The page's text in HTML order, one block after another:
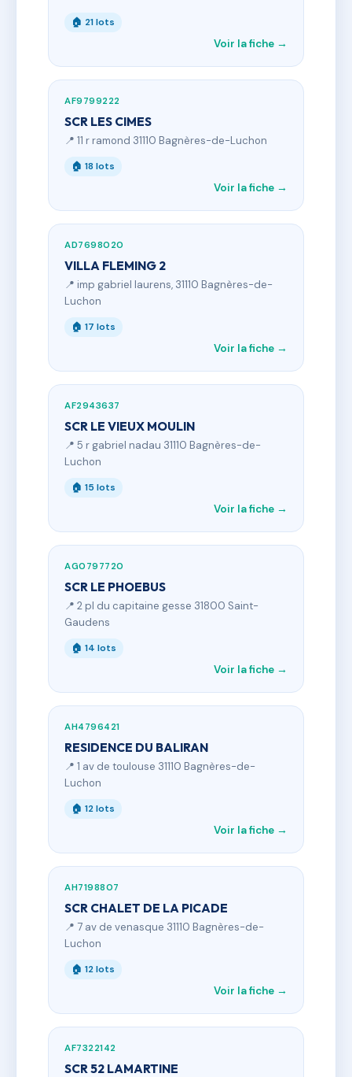
🏠 21 lots
Voir la fiche →
AF9799222
SCR LES CIMES
📍 11 r ramond 31110 Bagnères-de-Luchon
🏠 18 lots
Voir la fiche →
AD7698020
VILLA FLEMING 2
📍 imp gabriel laurens, 31110 Bagnères-de-
Luchon
🏠 17 lots
Voir la fiche →
AF2943637
SCR LE VIEUX MOULIN
📍 5 r gabriel nadau 31110 Bagnères-de-
Luchon
🏠 15 lots
Voir la fiche →
AG0797720
SCR LE PHOEBUS
📍 2 pl du capitaine gesse 31800 Saint-
Gaudens
🏠 14 lots
Voir la fiche →
AH4796421
RESIDENCE DU BALIRAN
📍 1 av de toulouse 31110 Bagnères-de-
Luchon
🏠 12 lots
Voir la fiche →
AH7198807
SCR CHALET DE LA PICADE
📍 7 av de venasque 31110 Bagnères-de-
Luchon
🏠 12 lots
Voir la fiche →
AF7322142
SCR 52 LAMARTINE